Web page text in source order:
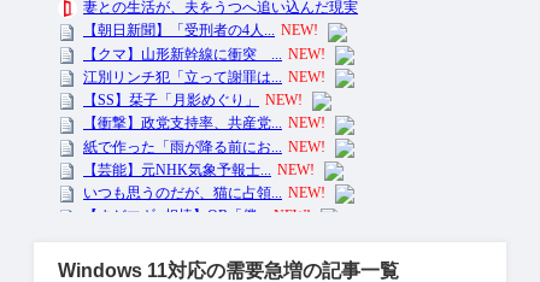
Windows 11対応の需要急増の記事一覧